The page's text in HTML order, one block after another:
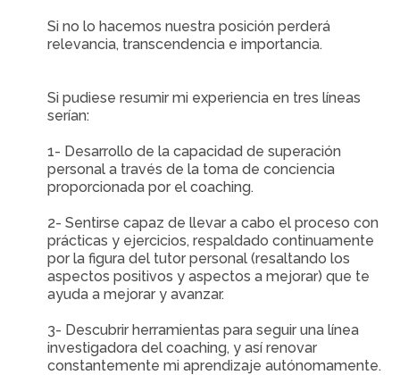
Si no lo hacemos nuestra posición perderá
relevancia, transcendencia e importancia.
Si pudiese resumir mi experiencia en tres líneas
serían:
1- Desarrollo de la capacidad de superación
personal a través de la toma de conciencia
proporcionada por el coaching.
2- Sentirse capaz de llevar a cabo el proceso con
prácticas y ejercicios, respaldado continuamente
por la figura del tutor personal (resaltando los
aspectos positivos y aspectos a mejorar) que te
ayuda a mejorar y avanzar.
3- Descubrir herramientas para seguir una línea
investigadora del coaching, y así renovar
constantemente mi aprendizaje autónomamente.